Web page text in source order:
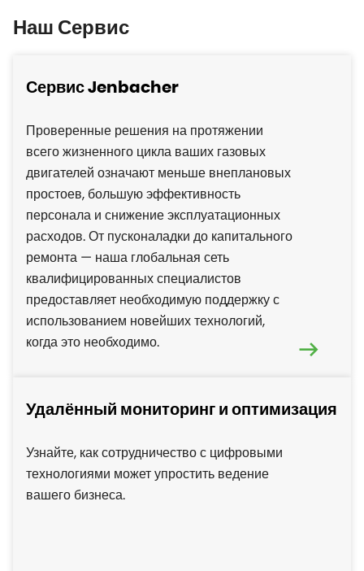
Наш Сервис
Сервис Jenbacher
Проверенные решения на протяжении
всего жизненного цикла ваших газовых
двигателей означают меньше внеплановых
простоев, большую эффективность
персонала и снижение эксплуатационных
расходов. От пусконаладки до капитального
ремонта — наша глобальная сеть
квалифицированных специалистов
предоставляет необходимую поддержку с
использованием новейших технологий,
когда это необходимо.
Удалённый мониторинг и оптимизация
Узнайте, как сотрудничество с цифровыми
технологиями может упростить ведение
вашего бизнеса.